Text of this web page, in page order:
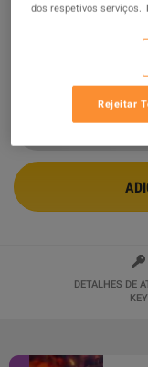
8 MAIS
DETALHES DE
KEY
dos respetivos serviços.
Rejeitar